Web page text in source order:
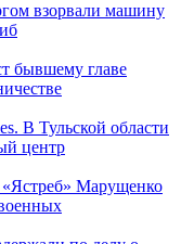
взорвали машину
бывшему главе
В Тульской области
центр
Марущенко